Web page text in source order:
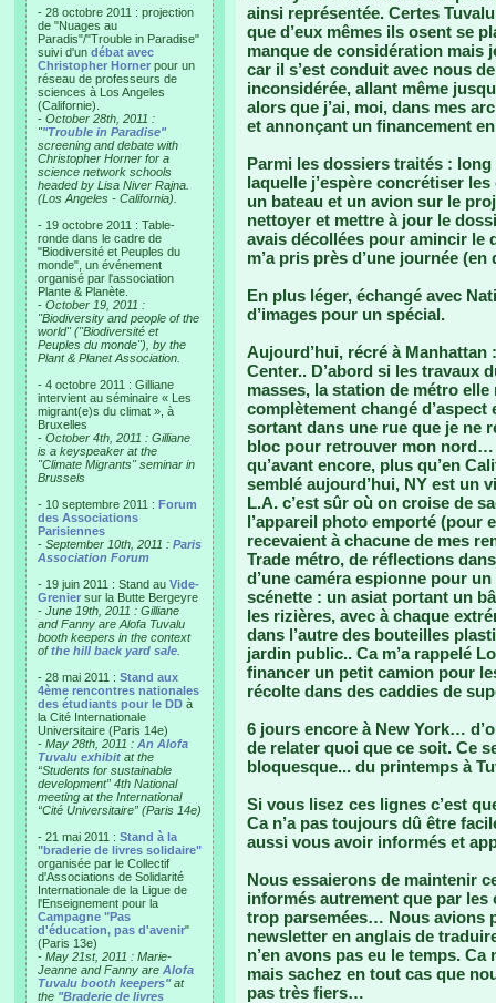
- 28 octobre 2011 : projection
de "Nuages au
Paradis"/"Trouble in Paradise"
suivi d'un débat avec
Christopher Horner pour un
réseau de professeurs de
sciences à Los Angeles
(Californie).
- October 28th, 2011 :
""Trouble in Paradise"
screening and debate with
Christopher Horner for a
science network schools
headed by Lisa Niver Rajna.
(Los Angeles - California).
- 19 octobre 2011 : Table-
ronde dans le cadre de
"Biodiversité et Peuples du
monde", un événement
organisé par l'association
Plante & Planète.
- October 19, 2011 :
"Biodiversity and people of the
world" ("Biodiversité et
Peuples du monde"), by the
Plant & Planet Association.
- 4 octobre 2011 : Gilliane
intervient au séminaire « Les
migrant(e)s du climat », à
Bruxelles
- October 4th, 2011 : Gilliane
is a keyspeaker at the
"Climate Migrants" seminar in
Brussels
- 10 septembre 2011 : Forum
des Associations
Parisiennes
- September 10th, 2011 : Paris
Association Forum
- 19 juin 2011 : Stand au Vide-
Grenier sur la Butte Bergeyre
- June 19th, 2011 : Gilliane
and Fanny are Alofa Tuvalu
booth keepers in the context
ofthe hill back yard sale
- 28 mai 2011 : Stand aux
4ème rencontres nationales
des étudiants pour le DD à
la Cité Internationale
Universitaire (Paris 14e)
- May 28th, 2011 : An Alofa
Tuvalu exhibit at the
“Students for sustainable
development” 4th National
meeting at the International
“Cité Universitaire” (Paris 14e)
- 21 mai 2011 : Stand à la
"braderie de livres solidaire"
organisée par le Collectif
d'Associations de Solidarité
Internationale de la Ligue de
l'Enseignement pour la
Campagne "Pas
d'éducation, pas d'avenir"
(Paris 13e)
- May 21st, 2011 : Marie-
Jeanne and Fanny are Alofa
Tuvalu booth keepers"at
the "Braderie de livres
ainsi représentée. Certes
que d’eux mêmes ils osent se
manque de considération mais
car il s’est conduit avec nous
inconsidérée, allant même
alors que j’ai, moi, dans mes
et annonçant un financement
Parmi les dossiers traités : long
laquelle j’espère concrétiser
un bateau et un avion sur le
nettoyer et mettre à jour le
avais décollées pour amincir le
m’a pris près d’une journée (en
En plus léger, échangé avec
d’images pour un spécial.
Aujourd’hui, récré à Manhattan
Center.. D’abord si les travaux
masses, la station de métro
complètement changé
sortant dans une rue que je ne
bloc pour retrouver mon nord…
qu’avant encore, plus qu’en
semblé aujourd’hui, NY est un
L.A. c’est sûr où on croise de
l’appareil photo emporté (pour
recevaient à chacune de mes
Trade métro, de réflections
d’une caméra espionne pour
scénette : un asiat portant un
les rizières, avec à chaque
dans l’autre des bouteilles
jardin public.. Ca m’a rappelé
financer un petit camion pour
récolte dans des caddies de
6 jours encore à New York…
de relater quoi que ce soit. Ce
bloquesque... du printemps à
Si vous lisez ces lignes c’est
Ca n’a pas toujours dû être
aussi vous avoir informés et
Nous essaierons de maintenir
informés autrement que par
trop parsemées… Nous avions
newsletter en anglais de
n’en avons pas eu le temps.
mais sachez en tout cas que
pas très fiers…